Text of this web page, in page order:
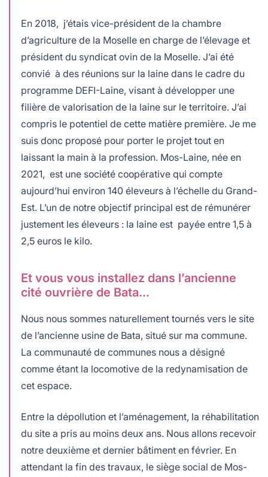
En 2018, j’étais vice-président de la chambre
d’agriculture de la Moselle en charge de l’élevage et
président du syndicat ovin de la Moselle. J’ai été
convié à des réunions sur la laine dans le cadre du
programme DEFI-Laine, visant à développer une
filière de valorisation de la laine sur le territoire. J’ai
compris le potentiel de cette matière première. Je me
suis donc proposé pour porter le projet tout en
laissant la main à la profession. Mos-Laine, née en
2021, est une société coopérative qui compte
aujourd’hui environ 140 éleveurs à l’échelle du Grand-
Est. L’un de notre objectif principal est de rémunérer
justement les éleveurs : la laine est payée entre 1,5 à
2,5 euros le kilo.
Et vous vous installez dans l’ancienne
cité ouvrière de Bata…
Nous nous sommes naturellement tournés vers le site
de l’ancienne usine de Bata, situé sur ma commune.
La communauté de communes nous a désigné
comme étant la locomotive de la redynamisation de
cet espace.
Entre la dépollution et l’aménagement, la réhabilitation
du site a pris au moins deux ans. Nous allons recevoir
notre deuxième et dernier bâtiment en février. En
attendant la fin des travaux, le siège social de Mos-